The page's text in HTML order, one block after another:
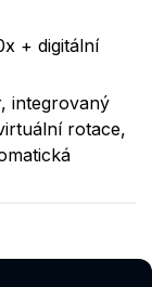
+ digitální
integrovaný
rotace,